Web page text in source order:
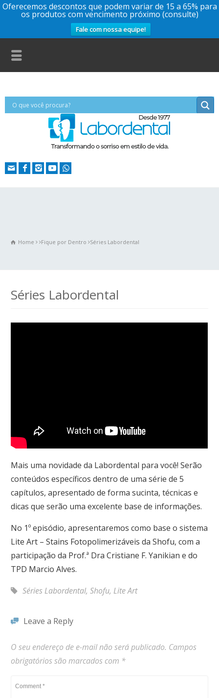
Oferecemos descontos que podem variar de 15 a 65% para
os produtos com vencimento próximo (consulte)
Fale com nossa equipe!
Home Fique por Dentro Séries Labordental
Séries Labordental
Mais uma novidade da Labordental para você! Serão
conteúdos específicos dentro de uma série de 5
capítulos, apresentado de forma sucinta, técnicas e
dicas que serão uma excelente base de informações.
No 1º episódio, apresentaremos como base o sistema
Lite Art – Stains Fotopolimerizáveis da Shofu, com a
participação da Prof.ª Dra Cristiane F. Yanikian e do
TPD Marcio Alves.
Séries Labordental,Shofu, Lite Art
Leave a Reply
O seu endereço de e-mail não será publicado. Campos
obrigatórios são marcados com *